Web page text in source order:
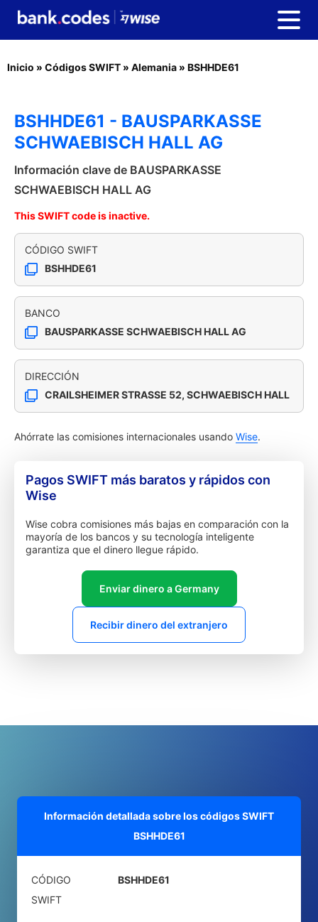
Inicio » Códigos SWIFT » Alemania » BSHHDE61
BSHHDE61 - BAUSPARKASSE
SCHWAEBISCH HALL AG
Información clave de BAUSPARKASSE
SCHWAEBISCH HALL AG
This SWIFT code is inactive.
CÓDIGO SWIFT
BSHHDE61
BANCO
BAUSPARKASSE SCHWAEBISCH HALL AG
DIRECCIÓN
CRAILSHEIMER STRASSE 52, SCHWAEBISCH HALL
Ahórrate las comisiones internacionales usando Wise.
Pagos SWIFT más baratos y rápidos con
Wise
Wise cobra comisiones más bajas en comparación con la
mayoría de los bancos y su tecnología inteligente
garantiza que el dinero llegue rápido.
Enviar dinero a Germany
Recibir dinero del extranjero
Información detallada sobre los códigos SWIFT
BSHHDE61
CÓDIGO
SWIFT
BSHHDE61